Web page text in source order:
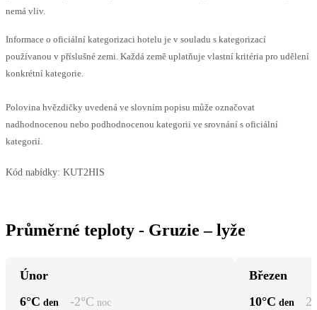
nemá vliv.
Informace o oficiální kategorizaci hotelu je v souladu s kategorizací
používanou v příslušné zemi. Každá země uplatňuje vlastní kritéria pro udělení
konkrétní kategorie.
Polovina hvězdičky uvedená ve slovním popisu může označovat
nadhodnocenou nebo podhodnocenou kategorii ve srovnání s oficiální
kategorií.
Kód nabídky: KUT2HIS
Průměrné teploty - Gruzie – lyže
Únor
6°C den -2°C noc
Březen
10°C den 2